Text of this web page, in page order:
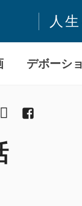
人
デボーシ
YouTubeFacebook